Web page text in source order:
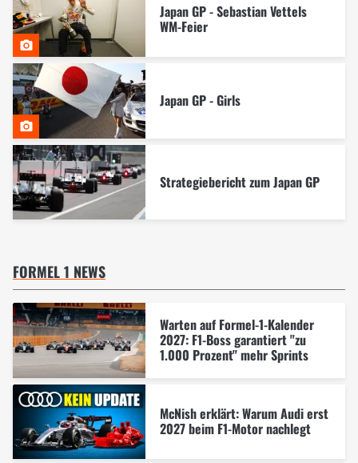
Japan GP - Sebastian Vettels
WM-Feier
Japan GP - Girls
Strategiebericht zum Japan GP
FORMEL 1 NEWS
Warten auf Formel-1-Kalender
2027: F1-Boss garantiert "zu
1.000 Prozent" mehr Sprints
McNish erklärt: Warum Audi erst
2027 beim F1-Motor nachlegt